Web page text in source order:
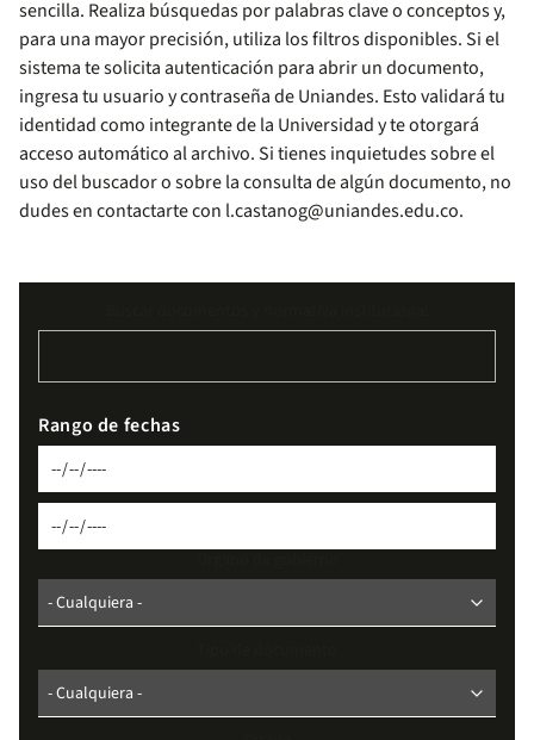
sencilla. Realiza búsquedas por palabras clave o conceptos y,
para una mayor precisión, utiliza los filtros disponibles. Si el
sistema te solicita autenticación para abrir un documento,
ingresa tu usuario y contraseña de Uniandes. Esto validará tu
identidad como integrante de la Universidad y te otorgará
acceso automático al archivo. Si tienes inquietudes sobre el
uso del buscador o sobre la consulta de algún documento, no
dudes en contactarte con l.castanog@uniandes.edu.co.
Rango de fechas